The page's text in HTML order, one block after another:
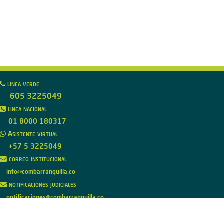
linea verde
605 3225049
linea nacional
01 8000 180317
Asistente virtual
+57 5 3225049
correo institucional
info@combarranquilla.co
notificaciones judiciales